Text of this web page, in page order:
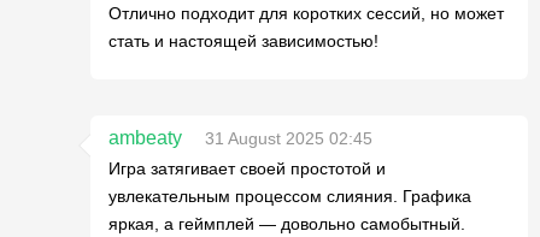
Отлично подходит для коротких сессий, но может
стать и настоящей зависимостью!
ambeaty
31 August 2025 02:45
Игра затягивает своей простотой и
увлекательным процессом слияния. Графика
яркая, а геймплей — довольно самобытный.